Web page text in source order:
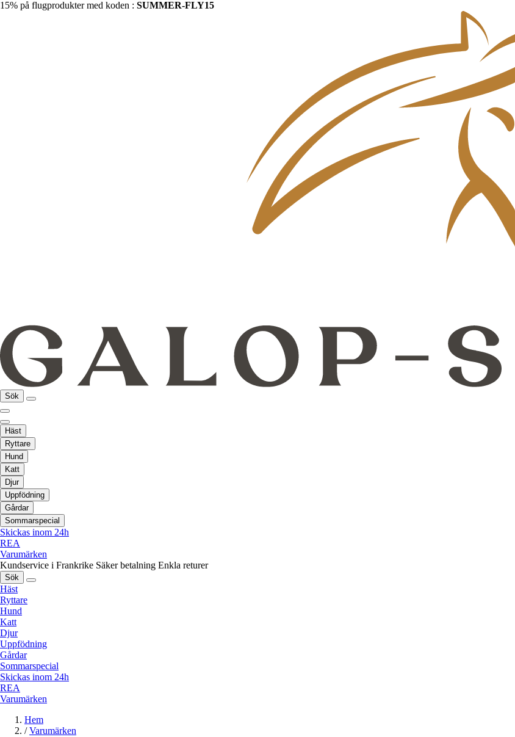
15% på flugprodukter med koden : SUMMER-FLY15
Sök
Häst
Ryttare
Hund
Katt
Djur
Uppfödning
Gårdar
Sommarspecial
Skickas inom 24h
REA
Varumärken
Kundservice i Frankrike Säker betalning Enkla returer
Sök
Häst
Ryttare
Hund
Katt
Djur
Uppfödning
Gårdar
Sommarspecial
Skickas inom 24h
REA
Varumärken
Hem
/ Varumärken